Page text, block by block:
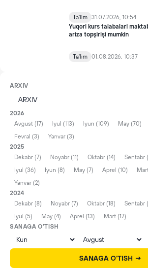
Ta'lim 31.07.2026, 10:54
Yuqori kurs talabalari
ariza topşirişi mumkin
Ta'lim 01.08.2026, 10:37
ARXIV
2026
Avgust (17)
Iyul (113) Iyun (109) May (70)
Fevral (3)
Yanvar (3)
2025
Dekabr (7)
Noyabr (11) Oktabr (14) Sentabr
Iyul (36)
Iyun (8) May (7) Aprel (10)
Yanvar (2)
2024
Dekabr (8)
Noyabr (7) Oktabr (18) Sentabr
Iyul (5)
May (4) Aprel (13)
Mart (17)
SANAGA O'TISH
SANAGA O'TISH →